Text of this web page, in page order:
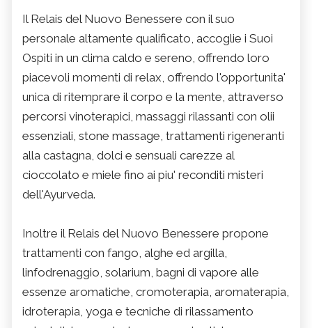
Il Relais del Nuovo Benessere con il suo
personale altamente qualificato, accoglie i Suoi
Ospiti in un clima caldo e sereno, offrendo loro
piacevoli momenti di relax, offrendo l'opportunita'
unica di ritemprare il corpo e la mente, attraverso
percorsi vinoterapici, massaggi rilassanti con olii
essenziali, stone massage, trattamenti rigeneranti
alla castagna, dolci e sensuali carezze al
cioccolato e miele fino ai piu' reconditi misteri
dell'Ayurveda.
Inoltre il Relais del Nuovo Benessere propone
trattamenti con fango, alghe ed argilla,
linfodrenaggio, solarium, bagni di vapore alle
essenze aromatiche, cromoterapia, aromaterapia,
idroterapia, yoga e tecniche di rilassamento